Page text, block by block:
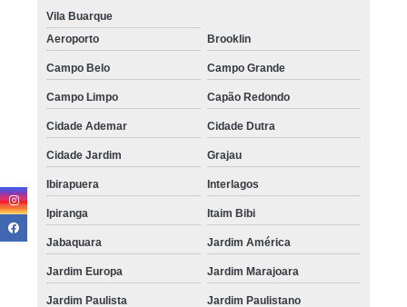
Vila Buarque
Aeroporto
Brooklin
Campo Belo Campo Grande
Campo Limpo Capão Redondo
Cidade Ademar Cidade Dutra
Cidade Jardim Grajau
Ibirapuera Interlagos
Ipiranga Itaim Bibi
Jabaquara Jardim América
Jardim Europa Jardim Marajoara
Jardim Paulista Jardim Paulistano